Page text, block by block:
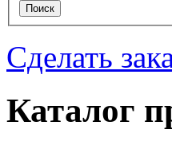
Сделать
Каталог